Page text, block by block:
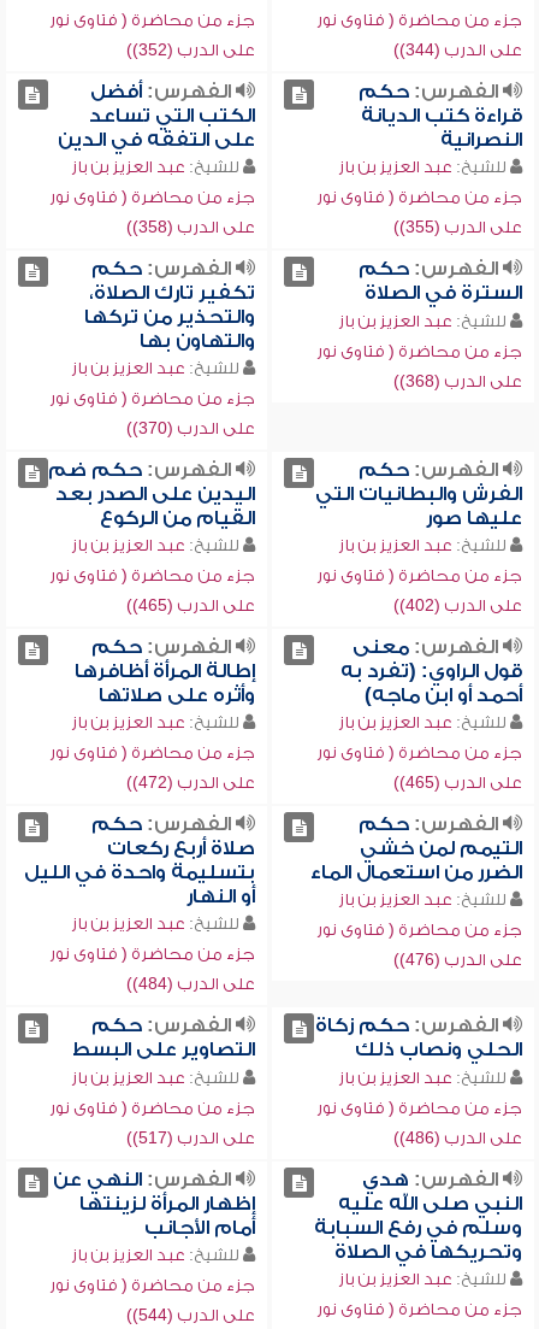
جزء من محاضرة ( فتاوى نور
على الدرب (344))
جزء من محاضرة ( فتاوى نور
على الدرب (352))
الفهرس:حكم
قراءة كتب الديانة
النصرانية
للشيخ: عبد العزيز بن باز
جزء من محاضرة ( فتاوى نور
على الدرب (355))
الفهرس:أفضل
الكتب التي تساعد
على التفقه في الدين
للشيخ: عبد العزيز بن باز
جزء من محاضرة ( فتاوى نور
على الدرب (358))
الفهرس:حكم
السترة في الصلاة
للشيخ: عبد العزيز بن باز
جزء من محاضرة ( فتاوى نور
على الدرب (368))
الفهرس:حكم
تكفير تارك الصلاة،
والتحذير من تركها
والتهاون بها
للشيخ: عبد العزيز بن باز
جزء من محاضرة ( فتاوى نور
على الدرب (370))
الفهرس:حكم
الفرش والبطانيات التي
عليها صور
للشيخ: عبد العزيز بن باز
جزء من محاضرة ( فتاوى نور
على الدرب (402))
الفهرس:حكم ضم
اليدين على الصدر بعد
القيام من الركوع
للشيخ: عبد العزيز بن باز
جزء من محاضرة ( فتاوى نور
على الدرب (465))
الفهرس:معنى
قول الراوي: (تفرد به
أحمد أو ابن ماجه)
للشيخ: عبد العزيز بن باز
جزء من محاضرة ( فتاوى نور
على الدرب (465))
الفهرس:حكم
إطالة المرأة أظافرها
وأثره على صلاتها
للشيخ: عبد العزيز بن باز
جزء من محاضرة ( فتاوى نور
على الدرب (472))
الفهرس:حكم
التيمم لمن خشي
الضرر من استعمال الماء
للشيخ: عبد العزيز بن باز
جزء من محاضرة ( فتاوى نور
على الدرب (476))
الفهرس:حكم
صلاة أربع ركعات
بتسليمة واحدة في الليل
أو النهار
للشيخ: عبد العزيز بن باز
جزء من محاضرة ( فتاوى نور
على الدرب (484))
الفهرس:حكم زكاة
الحلي ونصاب ذلك
للشيخ: عبد العزيز بن باز
جزء من محاضرة ( فتاوى نور
على الدرب (486))
الفهرس:حكم
التصاوير على البسط
للشيخ: عبد العزيز بن باز
جزء من محاضرة ( فتاوى نور
على الدرب (517))
الفهرس: هدي
النبي صلى الله عليه
وسلم في رفع السبابة
وتحريكها في الصلاة
للشيخ: عبد العزيز بن باز
جزء من محاضرة ( فتاوى نور
الفهرس:النهي عن
إظهار المرأة لزينتها
أمام الأجانب
للشيخ: عبد العزيز بن باز
جزء من محاضرة ( فتاوى نور
على الدرب (544))